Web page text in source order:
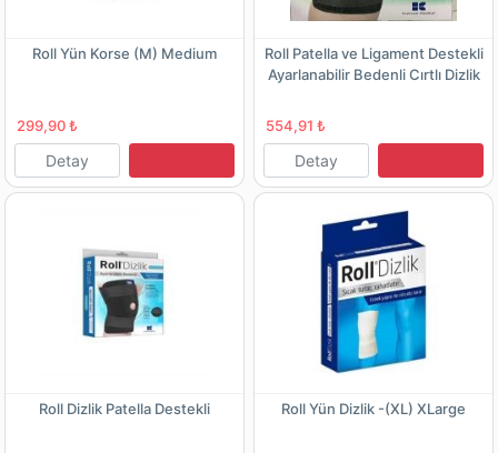
Roll Yün Korse (M) Medium
299,90 ₺
Detay
Roll Patella ve Ligament Destekli
Ayarlanabilir Bedenli Cırtlı Dizlik
554,91 ₺
Detay
Roll Dizlik Patella Destekli Roll Yün Dizlik -(XL) XLarge